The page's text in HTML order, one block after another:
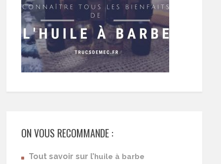
ON VOUS RECOMMANDE :
Tout savoir sur l’huile à barbe